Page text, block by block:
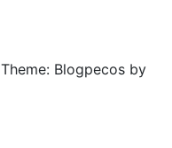
Theme: Blogpecos by